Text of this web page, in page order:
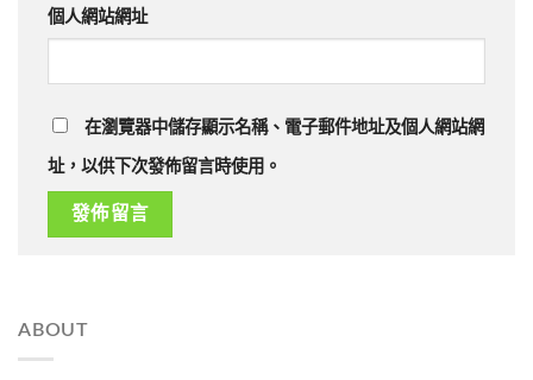
個人網站網址
在瀏覽器中儲存顯示名稱、電子郵件地址及個人網站網
址，以供下次發佈留言時使用。
ABOUT